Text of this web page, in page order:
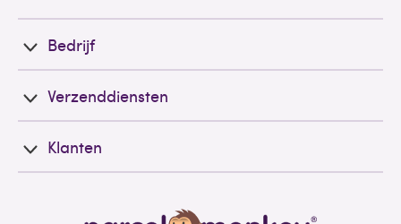
Bedrijf
Verzenddiensten
Klanten